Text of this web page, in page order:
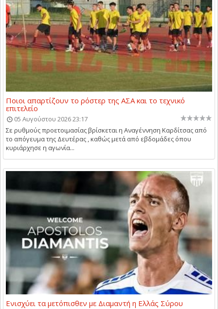
Ποιοι απαρτίζουν το ρόστερ της ΑΣΑ και το τεχνικό
επιτελείο
05 Αυγούστου 2026 23:17
Σε ρυθμούς προετοιμασίας βρίσκεται η Αναγέννηση Καρδίτσας από
το απόγευμα της Δευτέρας , καθώς μετά από εβδομάδες όπου
κυριάρχησε η αγωνία...
Ενισχύει τα μετόπισθεν με Διαμαντή η Ελλάς Σύρου